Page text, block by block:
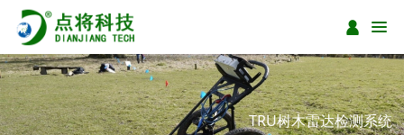
TRU树木雷达检测系统